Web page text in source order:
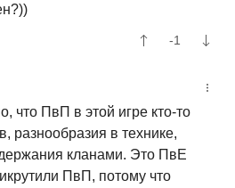
-1
что ПвП в этой игре кто-то
разнообразия в технике,
кланами. Это ПвЕ
ПвП, потому что